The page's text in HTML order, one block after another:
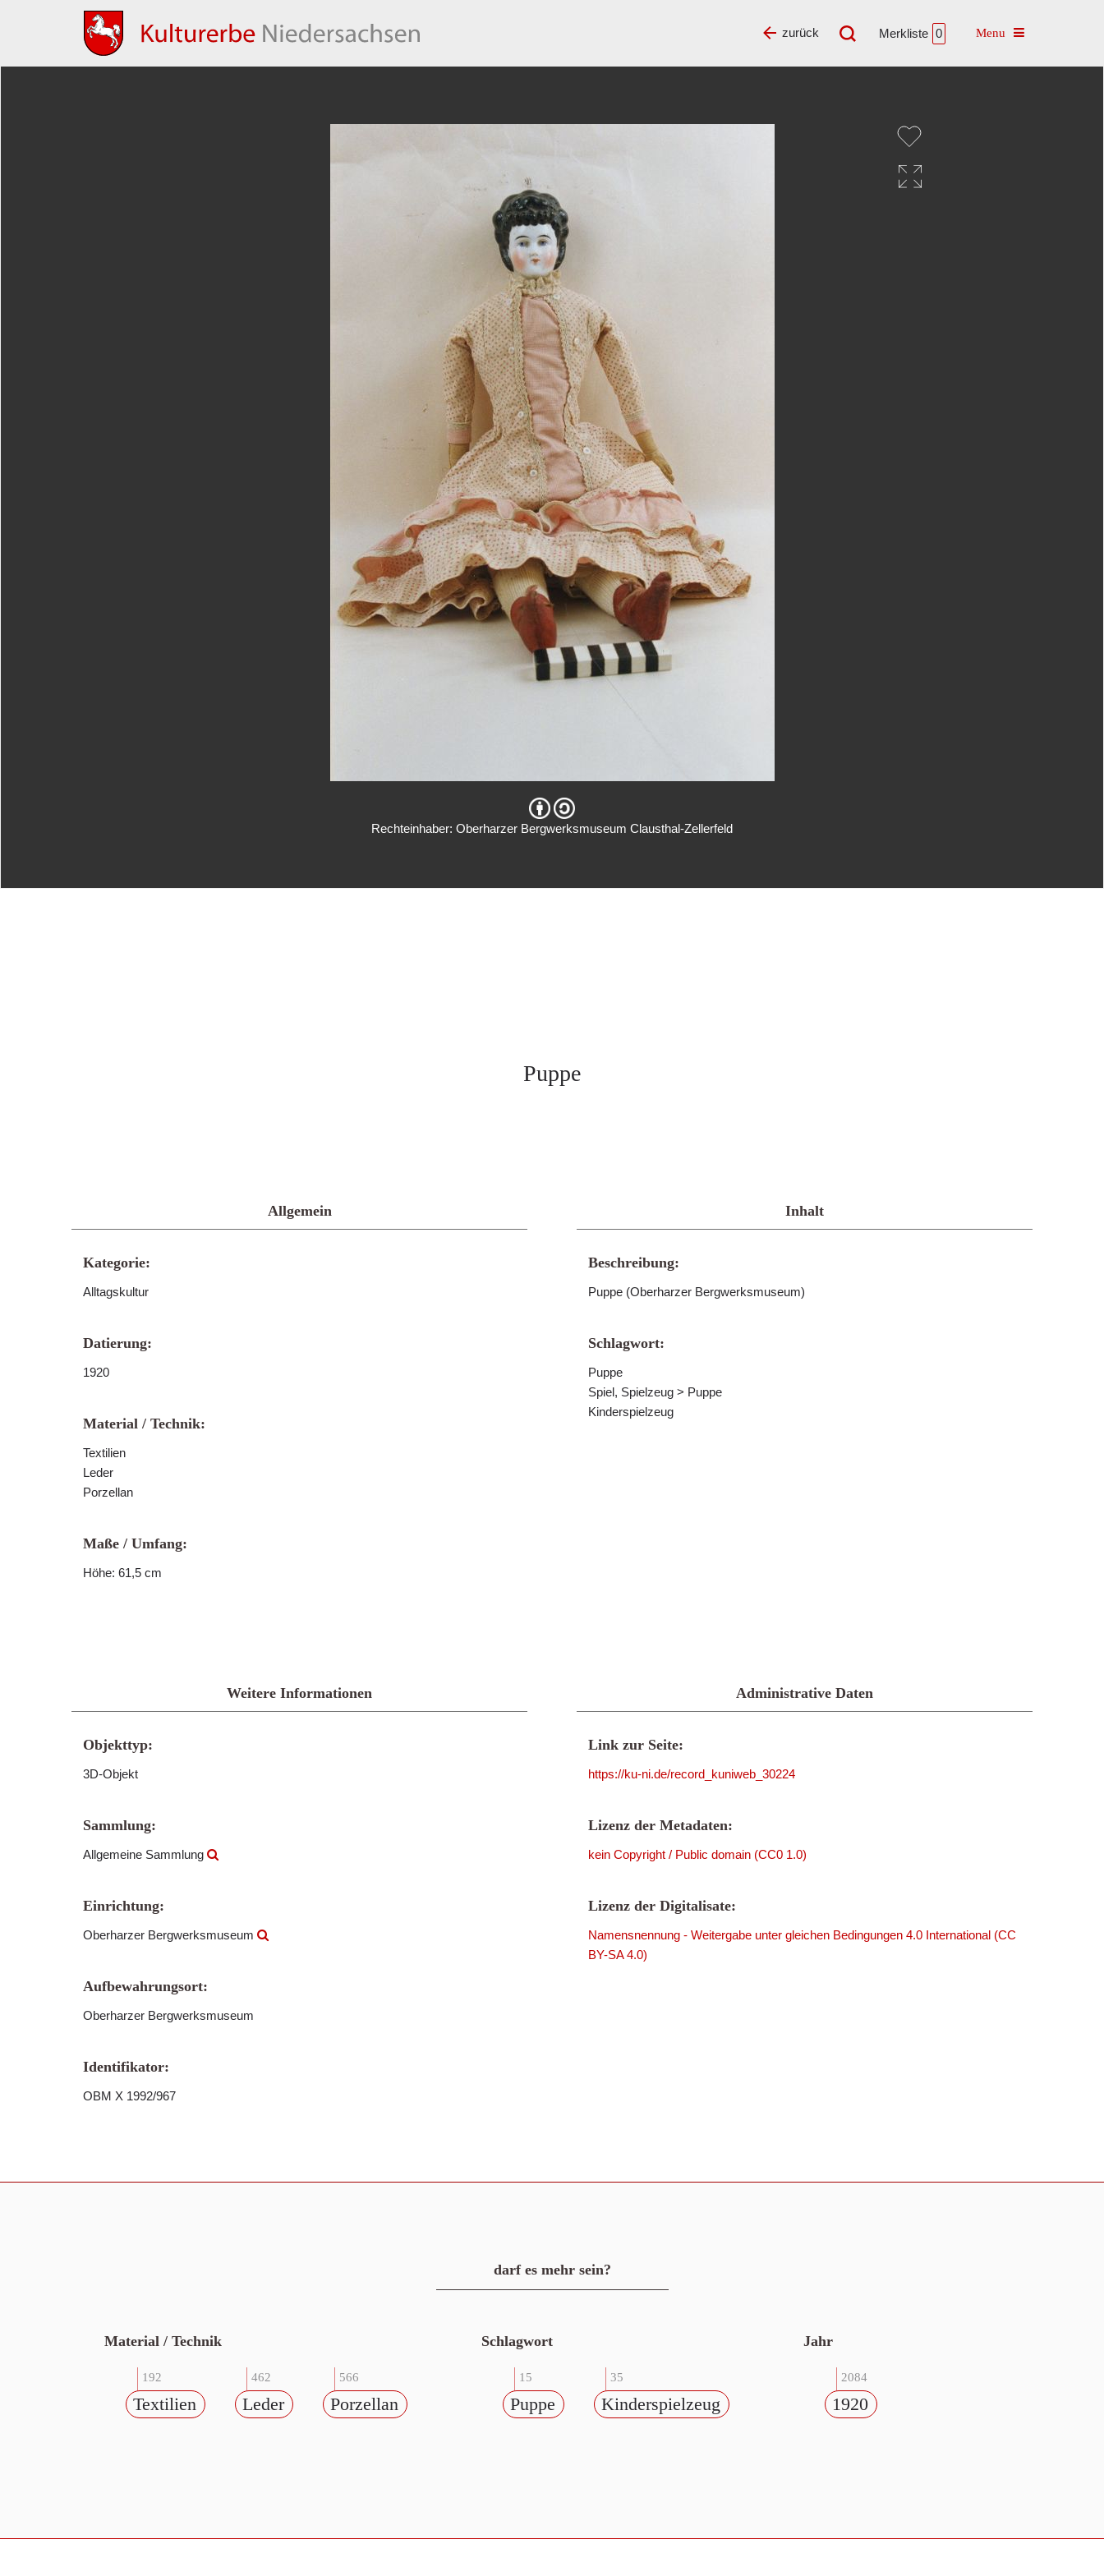
Merkliste 0 Toggle navigation
zurück
Rechteinhaber: Oberharzer Bergwerksmuseum Clausthal-Zellerfeld
Puppe
Allgemein
Kategorie:
Alltagskultur
Datierung:
1920
Material / Technik:
Textilien
Leder
Porzellan
Maße / Umfang:
Höhe: 61,5 cm
Inhalt
Beschreibung:
Puppe (Oberharzer Bergwerksmuseum)
Schlagwort:
Puppe
Spiel, Spielzeug > Puppe
Kinderspielzeug
Weitere Informationen
Objekttyp:
3D-Objekt
Sammlung:
Allgemeine Sammlung
Einrichtung:
Oberharzer Bergwerksmuseum
Aufbewahrungsort:
Oberharzer Bergwerksmuseum
Identifikator:
OBM X 1992/967
Administrative Daten
Link zur Seite:
https://ku-ni.de/record_kuniweb_30224
Lizenz der Metadaten:
kein Copyright / Public domain (CC0 1.0)
Lizenz der Digitalisate:
Namensnennung - Weitergabe unter gleichen Bedingungen 4.0 International (CC
BY-SA 4.0)
darf es mehr sein?
Material / Technik
192
Textilien
462
Leder
566
Porzellan
Schlagwort
15
Puppe
35
Kinderspielzeug
Jahr
2084
1920